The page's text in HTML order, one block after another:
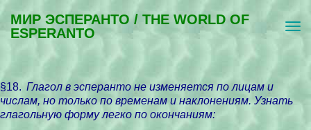
МИР ЭСПЕРАНТО / THE WORLD OF
ESPERANTO
§18. Глагол в эсперанто не изменяется по лицам и
числам, но только по временам и наклонениям. Узнать
глагольную форму легко по окончаниям: